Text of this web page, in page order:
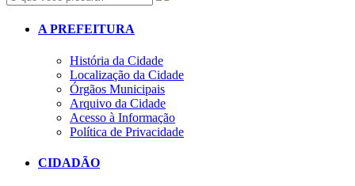
A PREFEITURA
História da Cidade
Localização da Cidade
Órgãos Municipais
Arquivo da Cidade
Acesso à Informação
Política de Privacidade
CIDADÃO